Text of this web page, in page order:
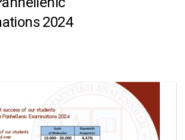
2024